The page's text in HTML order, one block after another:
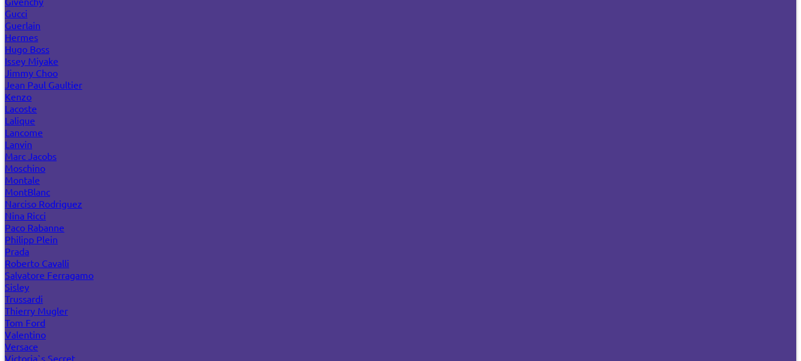
Gucci
Guerlain
Hermes
Hugo Boss
Issey Miyake
Jimmy Choo
Jean Paul Gaultier
Kenzo
Lacoste
Lalique
Lancome
Lanvin
Marc Jacobs
Moschino
Montale
MontBlanc
Narciso Rodriguez
Nina Ricci
Paco Rabanne
Philipp Plein
Prada
Roberto Cavalli
Salvatore Ferragamo
Sisley
Trussardi
Thierry Mugler
Tom Ford
Valentino
Versace
Victoria`s Secret